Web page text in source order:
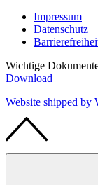
Impressum
Datenschutz
Wichtige
Download
Website shipped by